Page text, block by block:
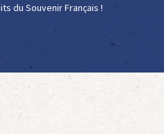
du Souvenir Français !